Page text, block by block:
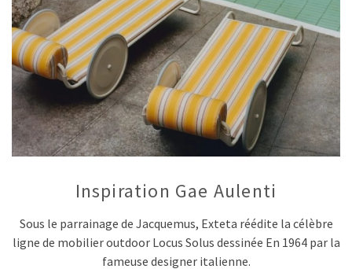
Inspiration Gae Aulenti
Sous le parrainage de Jacquemus, Exteta réédite la célèbre
ligne de mobilier outdoor Locus Solus dessinée En 1964 par la
fameuse designer italienne.